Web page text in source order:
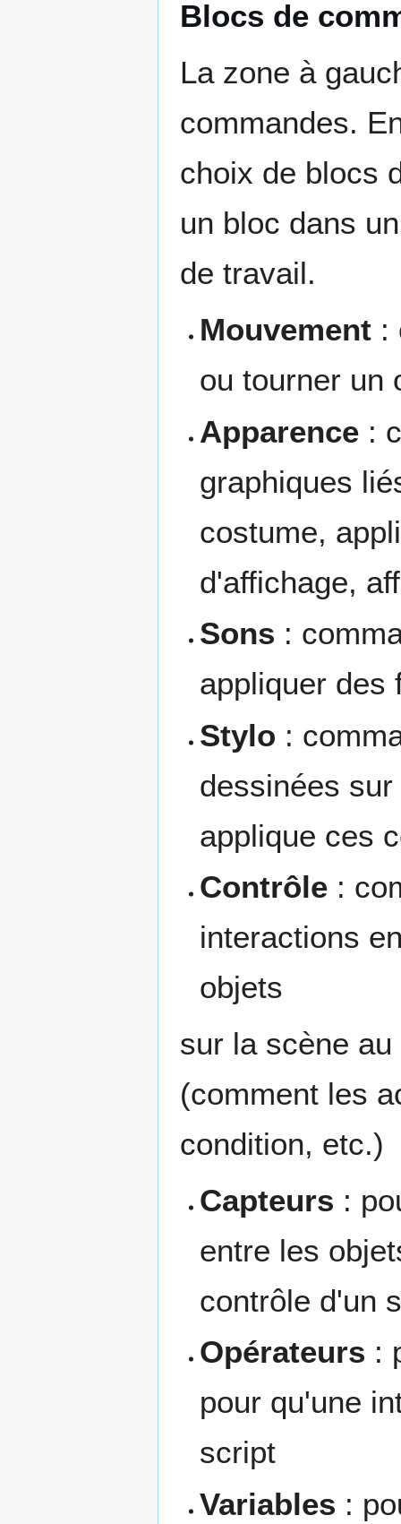
Blocs de
La zone à
commandes.
choix de blocs
un bloc dans
de travail.
Mouvement :
ou tourner un
Apparence :
graphiques
costume,
d'affichage,
Sons :
appliquer des
Stylo :
dessinées
applique ces
Contrôle :
interactions
objets
sur la scène
(comment les
condition, etc.)
Capteurs :
entre les
contrôle d'un
Opérateurs :
pour qu'une
script
Variables :